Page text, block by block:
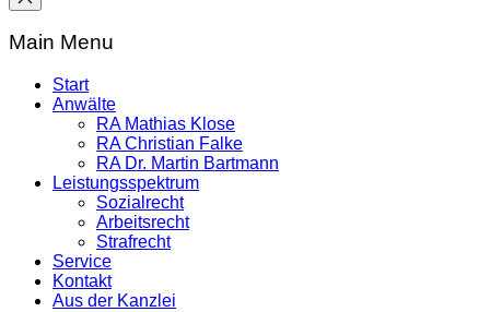
Main Menu
Start
Anwälte
RA Mathias Klose
RA Christian Falke
RA Dr. Martin Bartmann
Leistungsspektrum
Sozialrecht
Arbeitsrecht
Strafrecht
Service
Kontakt
Aus der Kanzlei